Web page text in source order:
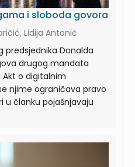
i sloboda govora
Lidija Antonić
predsjednika Donalda
drugog mandata
Akt o digitalnim
njime ograničava pravo
u članku pojašnjavaju